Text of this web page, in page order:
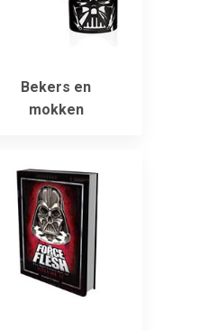
Bekers en
mokken